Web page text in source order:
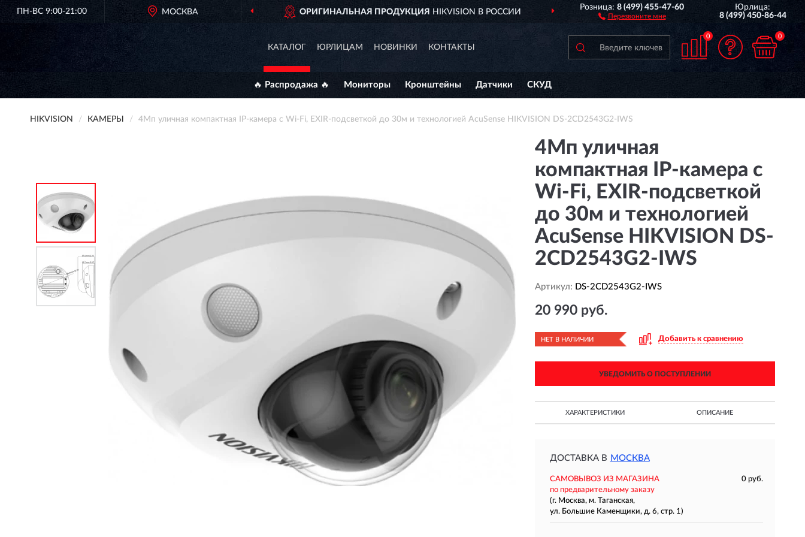
ПН-ВС 9:00-21:00 МОСКВА ОРИГИНАЛЬНАЯ ПРОДУКЦИЯHIKVISION В РОССИИ ДОСТАВИМПО ВСЕЙ РОССИИ
Розница:8 (499) 455-47-60
Перезвоните мне
Юрлица:
8 (499) 450-86-44
КАТАЛОГ ЮРЛИЦАМ НОВИНКИ КОНТАКТЫ
0 0
🔥 Распродажа 🔥 Мониторы Кронштейны Датчики СКУД
HIKVISION КАМЕРЫ 4Мп уличная компактная IP-камера с Wi-Fi, EXIR-подсветкой до 30м и технологией AcuSense HIKVISION DS-2CD2543G2-IWS
4Мп уличная
компактная IP-камера с
Wi-Fi, EXIR-подсветкой
до 30м и технологией
AcuSense HIKVISION DS-
2CD2543G2-IWS
Артикул: DS-2CD2543G2-IWS
20 990 руб.
НЕТ В НАЛИЧИИ Добавить к сравнению
УВЕДОМИТЬ О ПОСТУПЛЕНИИ
ХАРАКТЕРИСТИКИ ОПИСАНИЕ
ДОСТАВКА В МОСКВА
САМОВЫВОЗ ИЗ МАГАЗИНА
0 руб.
по предварительному заказу
(г. Москва, м. Таганская,
ул. Большие Каменщики, д. 6, стр. 1)